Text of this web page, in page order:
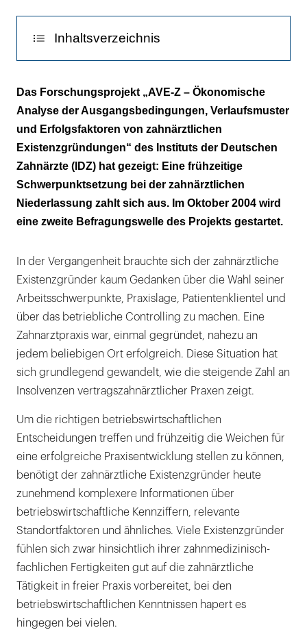
Inhaltsverzeichnis
Leuchtturmfunktion
Kleine Brötchen
Das Forschungsprojekt „AVE-Z – Ökonomische
Analyse der Ausgangsbedingungen, Verlaufsmuster
und Erfolgsfaktoren von zahnärztlichen
Existenzgründungen“ des Instituts der Deutschen
Zahnärzte (IDZ) hat gezeigt: Eine frühzeitige
Schwerpunktsetzung bei der zahnärztlichen
Niederlassung zahlt sich aus. Im Oktober 2004 wird
eine zweite Befragungswelle des Projekts gestartet.
In der Vergangenheit brauchte sich der zahnärztliche
Existenzgründer kaum Gedanken über die Wahl seiner
Arbeitsschwerpunkte, Praxislage, Patientenklientel und
über das betriebliche Controlling zu machen. Eine
Zahnarztpraxis war, einmal gegründet, nahezu an
jedem beliebigen Ort erfolgreich. Diese Situation hat
sich grundlegend gewandelt, wie die steigende Zahl an
Insolvenzen vertragszahnärztlicher Praxen zeigt.
Um die richtigen betriebswirtschaftlichen
Entscheidungen treffen und frühzeitig die Weichen für
eine erfolgreiche Praxisentwicklung stellen zu können,
benötigt der zahnärztliche Existenzgründer heute
zunehmend komplexere Informationen über
betriebswirtschaftliche Kennziffern, relevante
Standortfaktoren und ähnliches. Viele Existenzgründer
fühlen sich zwar hinsichtlich ihrer zahnmedizinisch-
fachlichen Fertigkeiten gut auf die zahnärztliche
Tätigkeit in freier Praxis vorbereitet, bei den
betriebswirtschaftlichen Kenntnissen hapert es
hingegen bei vielen.